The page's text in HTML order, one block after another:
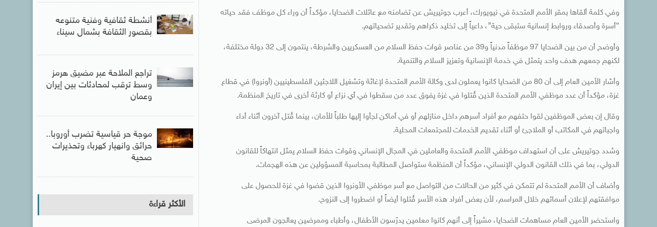
وفي كلمة ألقاها بمقر الأمم المتحدة في نيويورك، أعرب جوتيريش عن تضامنه مع عائلات الضحايا، مؤكداً أن وراء كل موظف فقد حياته
“أسرة وأصدقاء وروابط إنسانية ستبقى حية”، داعياً إلى تخليد ذكراهم وتقدير تضحياتهم.
وأوضح أن من بين الضحايا 97 موظفاً مدنياً و39 من عناصر قوات حفظ السلام من العسكريين والشرطة، ينتمون إلى 32 دولة مختلفة،
لكنهم جمعهم هدف واحد يتمثل في خدمة الإنسانية وتعزيز السلام والتنمية.
وأشار الأمين العام إلى أن 80 من الضحايا كانوا يعملون لدى وكالة الأمم المتحدة لإغاثة وتشغيل اللاجئين الفلسطينيين (أونروا) في قطاع
غزة، مؤكداً أن عدد موظفي الأمم المتحدة الذين قُتلوا في غزة يفوق عدد من سقطوا في أي نزاع أو كارثة أخرى في تاريخ المنظمة.
وقال إن بعض الموظفين لقوا حتفهم مع أفراد أسرهم داخل منازلهم أو في أماكن لجأوا إليها طلباً للأمان، بينما قُتل آخرون أثناء أداء
واجباتهم في المكاتب أو الملاجئ أو أثناء تقديم الخدمات للمجتمعات المحلية.
وشدد جوتيريش على أن استهداف موظفي الأمم المتحدة والعاملين في المجال الإنساني وقوات حفظ السلام يمثل انتهاكاً للقانون
الدولي، بما في ذلك القانون الدولي الإنساني، مؤكداً أن المنظمة ستواصل المطالبة بمحاسبة المسؤولين عن هذه الهجمات.
وأضاف أن الأمم المتحدة لم تتمكن في كثير من الحالات من التواصل مع أسر موظفي الأونروا الذين قضوا في غزة للحصول على
موافقتهم لإعلان أسمائهم خلال المراسم، لأن بعض أفراد هذه الأسر قُتلوا أيضاً أو اضطروا إلى النزوح.
واستحضر الأمين العام مساهمات الضحايا، مشيراً إلى أنهم كانوا معلمين يدرّسون الأطفال، وأطباء وممرضين يعالجون المرضى
أنشطة ثقافية وفنية متنوعه
بقصور الثقافة بشمال سيناء
تراجع الملاحة عبر مضيق هرمز
وسط ترقب لمحادثات بين إيران
وعمان
موجة حر قياسية تضرب أوروبا..
حرائق وانهيار كهرباء وتحذيرات
صحية
الأكثر قراءة